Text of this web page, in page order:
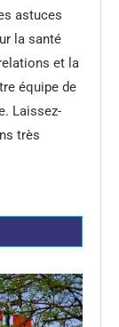
astuces
la santé
et la
équipe de
Laissez-
très